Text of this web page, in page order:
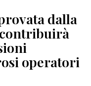
dalla
operatori